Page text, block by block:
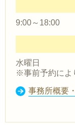
9:00～18:00
水曜日
※事前予約によ
事務所概要